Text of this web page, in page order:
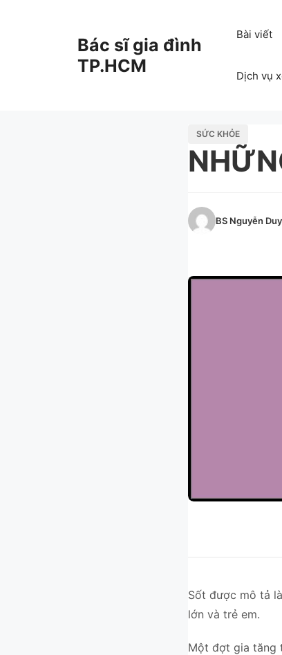
Bác sĩ gia đình
TP.HCM
Bài viết
Dịch vụ
SỨC KHỎE
BS Nguyễn
Sốt được mô tả
lớn và trẻ em.
Một đợt gia tăng